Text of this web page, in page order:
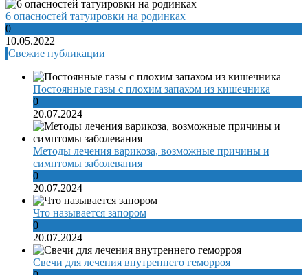
6 опасностей татуировки на родинках
0
10.05.2022
Свежие публикации
Постоянные газы с плохим запахом из кишечника
0
20.07.2024
Методы лечения варикоза, возможные причины и
симптомы заболевания
0
20.07.2024
Что называется запором
0
20.07.2024
Свечи для лечения внутреннего геморроя